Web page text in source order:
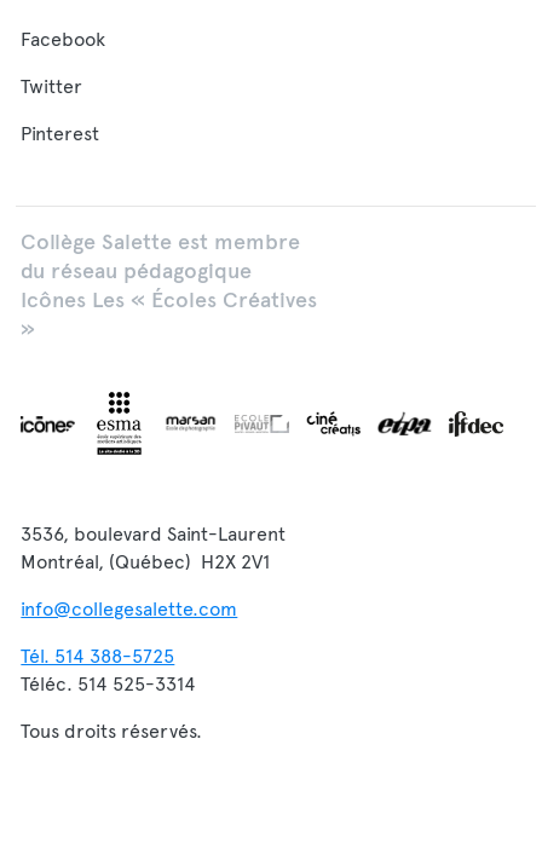
Facebook
Twitter
Pinterest
Collège Salette est membre
du réseau pédagogique
Icônes Les « Écoles Créatives
»
3536, boulevard Saint-Laurent
Montréal, (Québec) H2X 2V1
info@collegesalette.com
Tél. 514 388-5725
Téléc. 514 525-3314
Tous droits réservés.